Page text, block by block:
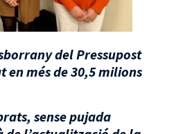
del Pressupost
en més de 30,5 milions
sense pujada